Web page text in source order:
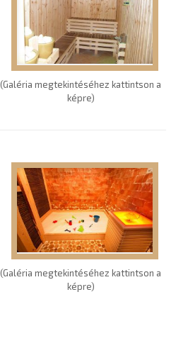
(Galéria megtekintéséhez kattintson a
képre)
(Galéria megtekintéséhez kattintson a
képre)